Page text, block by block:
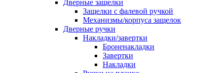
Дверные защелки
Защелки с фалевой ручкой
Механизмы/корпуса защелок
Дверные ручки
Накладки/завертки
Броненакладки
Завертки
Накладки